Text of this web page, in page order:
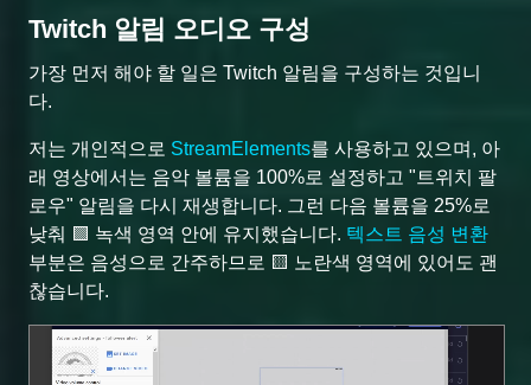
Twitch 알림 오디오 구성
가장 먼저 해야 할 일은 Twitch 알림을 구성하는 것입니
다.
저는 개인적으로 StreamElements를 사용하고 있으며, 아
래 영상에서는 음악 볼륨을 100%로 설정하고 "트위치 팔
로우" 알림을 다시 재생합니다. 그런 다음 볼륨을 25%로
낮춰 🟩 녹색 영역 안에 유지했습니다. 텍스트 음성 변환
부분은 음성으로 간주하므로 🟨 노란색 영역에 있어도 괜
찮습니다.